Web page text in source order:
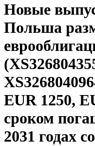
Новые
Польша
EUR 1250,
сроком
2031 годах